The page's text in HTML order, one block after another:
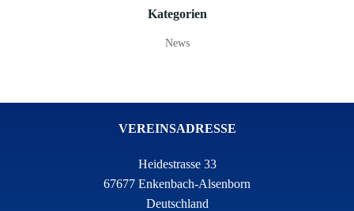
Kategorien
News
VEREINSADRESSE
Heidestrasse 33
67677 Enkenbach-Alsenborn
Deutschland